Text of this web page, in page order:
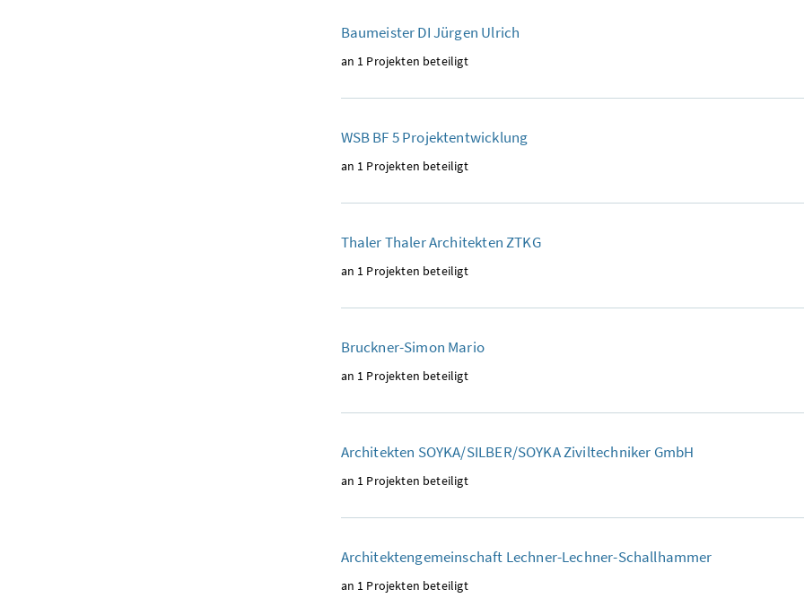
Baumeister DI Jürgen Ulrich
an 1 Projekten beteiligt
WSB BF 5 Projektentwicklung
an 1 Projekten beteiligt
Thaler Thaler Architekten ZTKG
an 1 Projekten beteiligt
Bruckner-Simon Mario
an 1 Projekten beteiligt
Architekten SOYKA/SILBER/SOYKA Ziviltechniker GmbH
an 1 Projekten beteiligt
Architektengemeinschaft Lechner-Lechner-Schallhammer
an 1 Projekten beteiligt